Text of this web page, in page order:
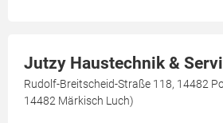
Jutzy Haustechnik &
Rudolf-Breitscheid-Straße 118, 14482
14482 Märkisch Luch)